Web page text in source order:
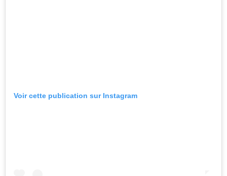
Voir cette publication sur Instagram